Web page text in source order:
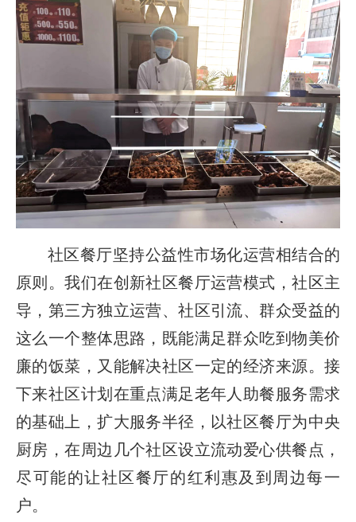
社区餐厅坚持公益性市场化运营相结合的
原则。我们在创新社区餐厅运营模式，社区主
导，第三方独立运营、社区引流、群众受益的
这么一个整体思路，既能满足群众吃到物美价
廉的饭菜，又能解决社区一定的经济来源。接
下来社区计划在重点满足老年人助餐服务需求
的基础上，扩大服务半径，以社区餐厅为中央
厨房，在周边几个社区设立流动爱心供餐点，
尽可能的让社区餐厅的红利惠及到周边每一
户。